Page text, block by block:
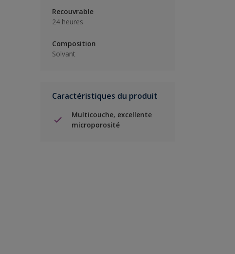
Recouvrable
24 heures
Composition
Solvant
Caractéristiques du produit
Multicouche, excellente
microporosité